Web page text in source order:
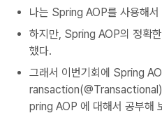
나는 Spring AOP를 사용해
하지만, Spring AOP의 정확
했다.
그래서 이번기회에 Spring
ransaction(@Transactional)
pring AOP 에 대해서 공부해